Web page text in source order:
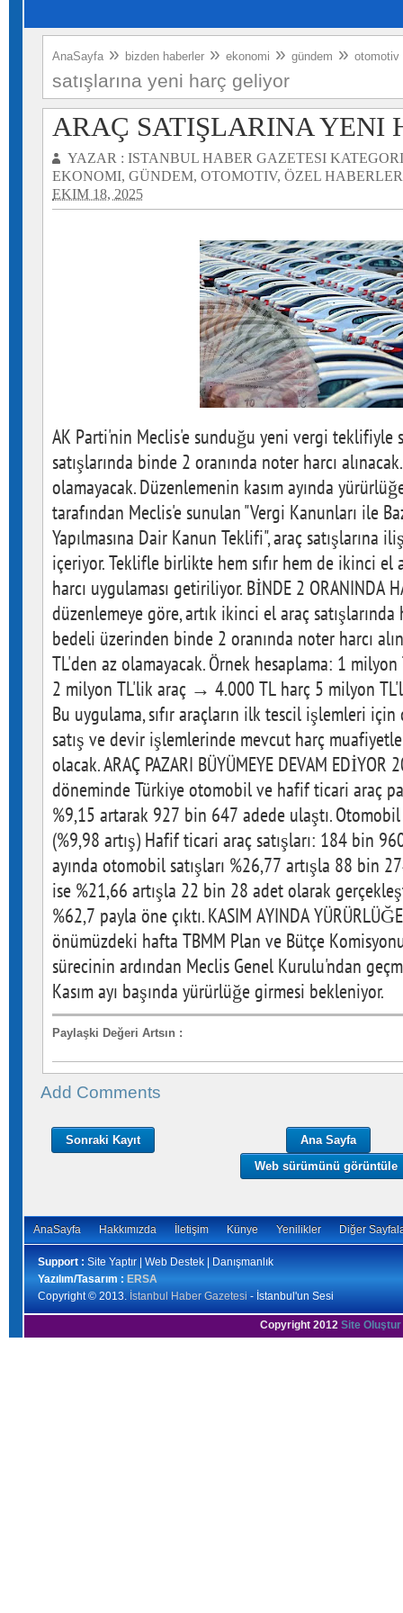
AnaSayfa » bizden haberler » ekonomi » gündem » otomotiv
satışlarına yeni harç geliyor
ARAÇ SATIŞLARINA YENI
YAZAR : ISTANBUL HABER GAZETESI
EKONOMI, GÜNDEM, OTOMOTIV, ÖZEL HABERLER
EKIM 18, 2025
AK Parti'nin Meclis'e sunduğu yeni vergi teklifiyle
satışlarında binde 2 oranında noter harcı
olamayacak. Düzenlemenin kasım ayında
tarafından Meclis'e sunulan "Vergi Kanunları ile
Yapılmasına Dair Kanun Teklifi", araç satışlarına
içeriyor. Teklifle birlikte hem sıfır hem de ikinci el
harcı uygulaması getiriliyor. BİNDE 2 ORANINDA
düzenlemeye göre, artık ikinci el araç satışlarında
bedeli üzerinden binde 2 oranında noter harcı
TL'den az olamayacak. Örnek hesaplama: 1
2 milyon TL'lik araç → 4.000 TL harç 5 milyon
Bu uygulama, sıfır araçların ilk tescil işlemleri
satış ve devir işlemlerinde mevcut harç
olacak. ARAÇ PAZARI BÜYÜMEYE DEVAM EDİYOR
döneminde Türkiye otomobil ve hafif ticari araç
%9,15 artarak 927 bin 647 adede ulaştı.
(%9,98 artış) Hafif ticari araç satışları: 184 bin
ayında otomobil satışları %26,77 artışla 88 bin
ise %21,66 artışla 22 bin 28 adet olarak
%62,7 payla öne çıktı. KASIM AYINDA
önümüzdeki hafta TBMM Plan ve Bütçe
sürecinin ardından Meclis Genel Kurulu'ndan
Kasım ayı başında yürürlüğe girmesi bekleniyor.
Paylaşki Değeri Artsın :
Add Comments
Sonraki Kayıt
Ana Sayfa
Web sürümünü görüntüle
AnaSayfa Hakkımızda İletişim Künye Yenilikler Diğer
Support : Site Yaptır | Web Destek | Danışmanlık
Yazılım/Tasarım : ERSA
Copyright © 2013. İstanbul Haber Gazetesi - İstanbul'un Sesi
Copyright 2012 Site Oluştur